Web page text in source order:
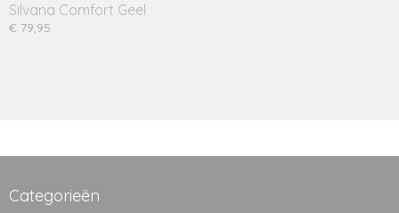
Silvana Comfort Geel
€ 79,95
Categorieën